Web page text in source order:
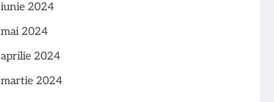
iunie 2024
mai 2024
aprilie 2024
martie 2024